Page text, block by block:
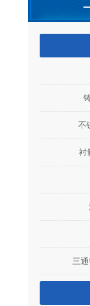
不
衬
三